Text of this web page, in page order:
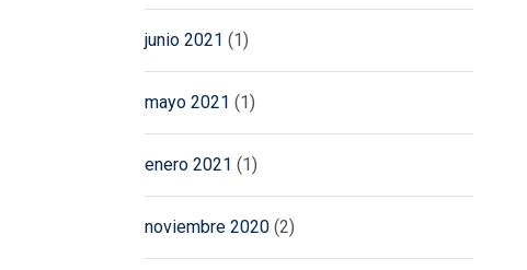
junio 2021 (1)
mayo 2021 (1)
enero 2021 (1)
noviembre 2020 (2)